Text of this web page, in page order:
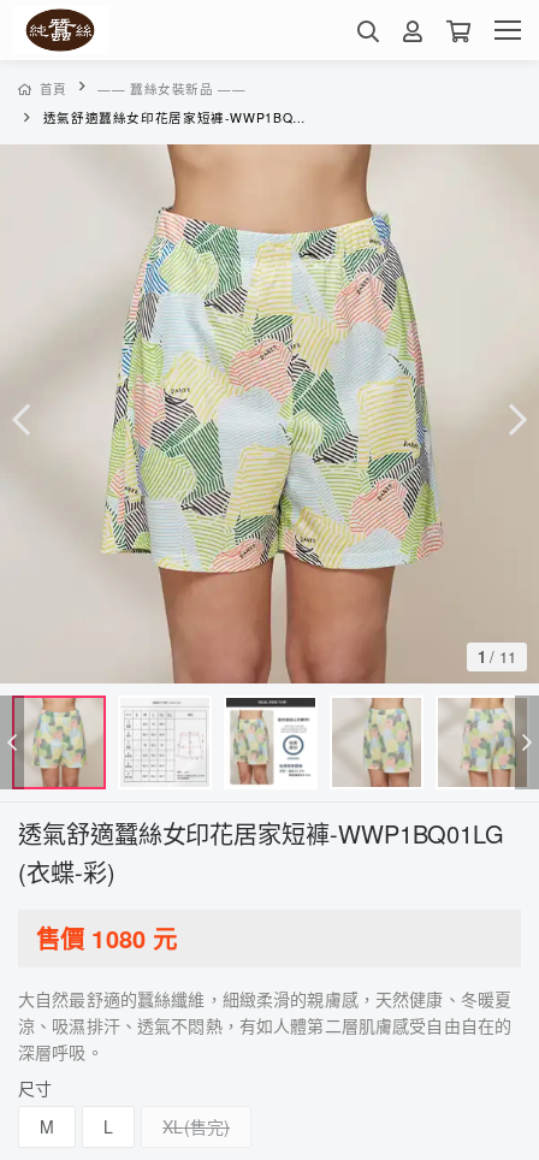
首頁
—— 蠶絲女裝新品 ——
透氣舒適蠶絲女印花居家短褲-WWP1BQ01LG (衣蝶-彩)
1 / 11
透氣舒適蠶絲女印花居家短褲-WWP1BQ01LG
(衣蝶-彩)
售價 1080元
大自然最舒適的蠶絲纖維，細緻柔滑的親膚感，天然健康、冬暖夏
涼、吸濕排汗、透氣不悶熱，有如人體第二層肌膚感受自由自在的
深層呼吸。
尺寸
M
L XL